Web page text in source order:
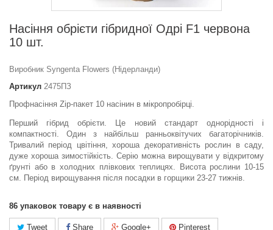
Насіння обрієти гібридної Одрі F1 червона
10 шт.
Виробник Syngenta Flowers (Нідерланди)
Артикул 2475ПЗ
Профнасіння Zip-пакет 10 насінин в мікропробірці.
Перший гібрид обрієти. Це новий стандарт однорідності і
компактності. Один з найбільш ранньоквітучих багаторічників.
Тривалий період цвітіння, хороша декоративність рослин в саду,
дуже хороша зимостійкість. Серію можна вирощувати у відкритому
ґрунті або в холодних плівкових теплицях. Висота рослини 10-15
см. Період вирощування після посадки в горщики 23-27 тижнів.
86 упаковок товару є в наявності
Tweet Share Google+ Pinterest